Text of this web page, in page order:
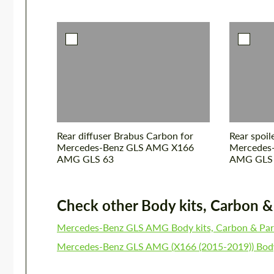
Rear diffuser Brabus Carbon for
Mercedes-Benz GLS AMG X166
AMG GLS 63
Rear
AMG
Check other Body kits, Carbon
Mercedes-Benz GLS AMG Body kits, Carbon &
Mercedes-Benz GLS AMG (X166 (2015-2019))